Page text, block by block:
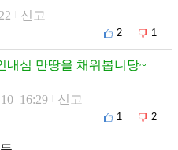
신고
2 1
내심 만땅을 채워봅니당~
16:29 신고
1 2